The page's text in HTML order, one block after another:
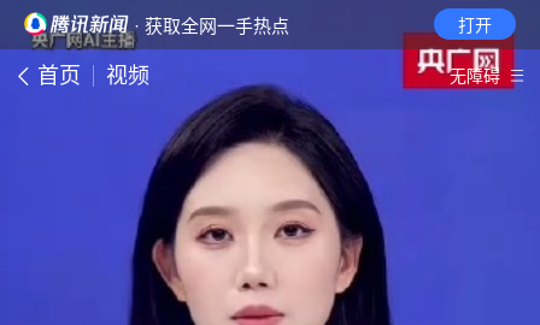
· 获取全网一手热点 打开
首页 视频 无障碍